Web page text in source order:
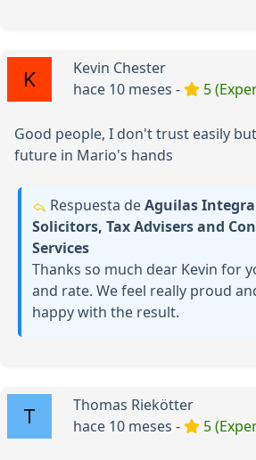
Kevin Chester
hace 10 meses -
5
Good people, I don't trust easily
future in Mario's hands
Respuesta deAguilas
Solicitors, Tax Advisers and
Services
Thanks so much dear Kevin for
and rate. We feel really proud
happy with the result.
Thomas Riekötter
hace 10 meses -
5